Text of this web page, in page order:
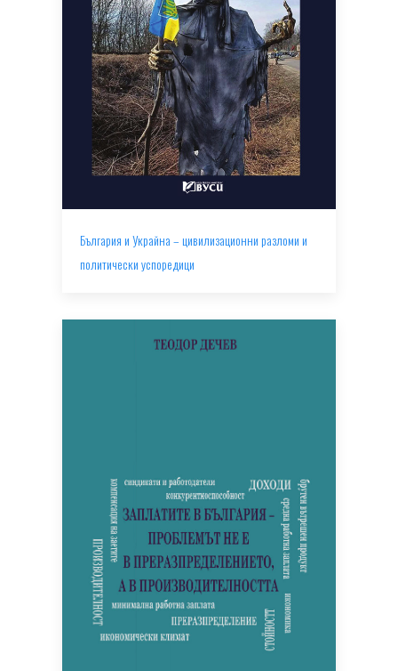
България и Украйна – цивилизационни разломи и
политически успоредици